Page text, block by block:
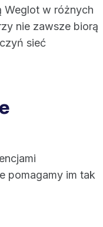
Weglot w różnych
nie zawsze biorą
sieć
pomagamy im tak